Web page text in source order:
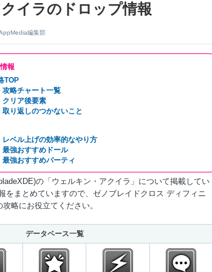
イラのドロップ情報
編集部
報
TOP
攻略チャート一覧
クリア後要素
取り返しのつかないこと
レベル上げの効率的なやり方
最強おすすめドール
最強おすすめパーティ
の「ウェルキン・アクイラ」について掲載してい
をまとめていますので、ゼノブレイドクロス ディフィニ
略にお役立てください。
データベース一覧